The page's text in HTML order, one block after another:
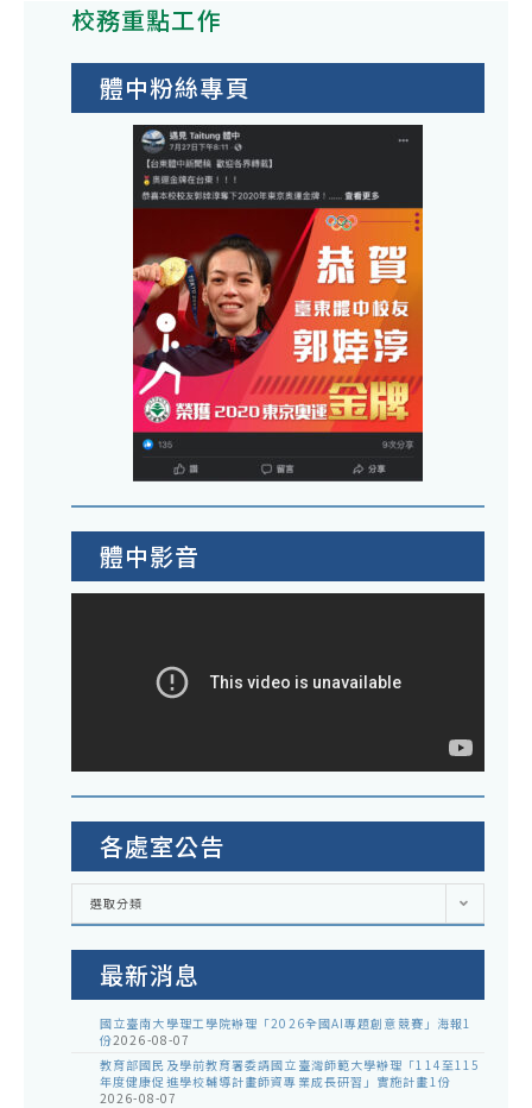
校務重點工作
體中粉絲專頁
體中影音
各處室公告
各
室
選取分類
最新消息
國立臺南大學理工學院辦理「2026全國AI專題創意競賽」海報1
份2026-08-07
教育部國民及學前教育署委請國立臺灣師範大學辦理「114至115
年度健康促進學校輔導計畫師資專業成長研習」實施計畫1份
2026-08-07